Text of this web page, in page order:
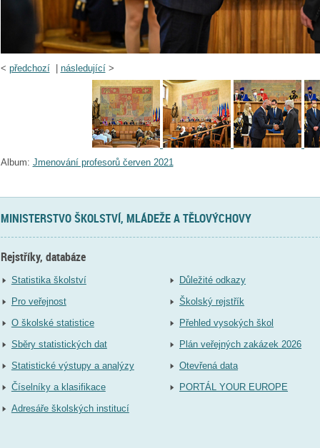
< předchozí| následující>
Album: Jmenování profesorů červen 2021
MINISTERSTVO ŠKOLSTVÍ, MLÁDEŽE A TĚLOVÝCHOVY
Rejstříky, databáze
Statistika školství
Pro veřejnost
O školské statistice
Sběry statistických dat
Statistické výstupy a analýzy
Číselníky a klasifikace
Adresáře školských institucí
Důležité odkazy
Školský rejstřík
Přehled vysokých škol
Plán veřejných zakázek 2026
Otevřená data
PORTÁL YOUR EUROPE